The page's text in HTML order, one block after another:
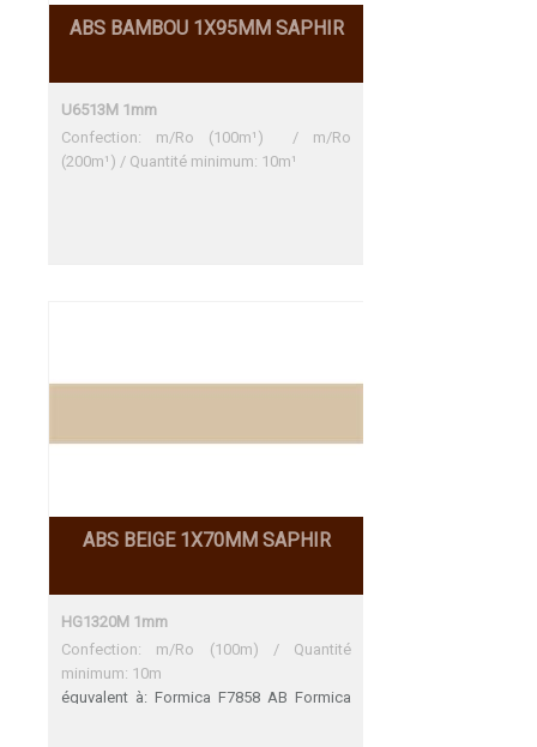
ABS BAMBOU 1X95MM SAPHIR
U6513M 1mm
Confection: m/Ro (100m¹) / m/Ro
(200m¹) / Quantité minimum: 10m¹
ABS BEIGE 1X70MM SAPHIR
HG1320M 1mm
Confection: m/Ro (100m) / Quantité
minimum: 10m
équvalent à: Formica F7858 AB Formica